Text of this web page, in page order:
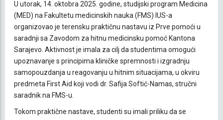
U utorak, 14. oktobra 2025. godine, studijski program Medicina
(MED) na Fakultetu medicinskih nauka (FMS) IUS-a
organizovao je terensku praktičnu nastavu iz Prve pomoći u
saradnji sa Zavodom za hitnu medicinsku pomoć Kantona
Sarajevo. Aktivnost je imala za cilj da studentima omogući
upoznavanje s principima kliničke spremnosti i izgradnju
samopouzdanja u reagovanju u hitnim situacijama, u okviru
predmeta First Aid koji vodi dr. Safija Softić-Namas, stručni
saradnik na FMS-u.
Tokom praktične nastave, studenti su imali priliku da se